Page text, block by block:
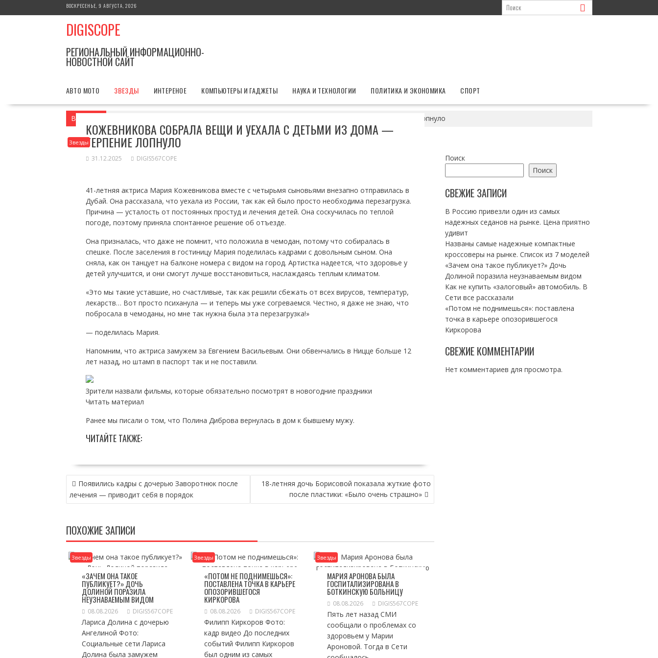
к
ВОСКРЕСЕНЬЕ, 9 АВГУСТА, 2026
DIGISCOPE
РЕГИОНАЛЬНЫЙ ИНФОРМАЦИОННО-
НОВОСТНОЙ САЙТ
АВТО МОТО ЗВЕЗДЫ ИНТЕРЕНОЕ КОМПЬЮТЕРЫ И ГАДЖЕТЫ НАУКА И ТЕХНОЛОГИИ ПОЛИТИКА И ЭКОНОМИКА СПОРТ
Вы здесь Кожевникова собрала вещи и уехала с детьми из дома — терпение лопнуло
Звезды
КОЖЕВНИКОВА СОБРАЛА ВЕЩИ И УЕХАЛА С ДЕТЬМИ ИЗ ДОМА —
ТЕРПЕНИЕ ЛОПНУЛО
31.12.2025 DIGIS567COPE
41-летняя актриса Мария Кожевникова вместе с четырьмя сыновьями внезапно отправилась в
Дубай. Она рассказала, что уехала из России, так как ей было просто необходима перезагрузка.
Причина — усталость от постоянных простуд и лечения детей. Она соскучилась по теплой
погоде, поэтому приняла спонтанное решение об отъезде.
Она призналась, что даже не помнит, что положила в чемодан, потому что собиралась в
спешке. После заселения в гостиницу Мария поделилась кадрами с довольным сыном. Она
сняла, как он танцует на балконе номера с видом на город. Артистка надеется, что здоровье у
детей улучшится, и они смогут лучше восстановиться, наслаждаясь теплым климатом.
«Это мы такие уставшие, но счастливые, так как решили сбежать от всех вирусов, температур,
лекарств… Вот просто психанула — и теперь мы уже согреваемся. Честно, я даже не знаю, что
побросала в чемоданы, но мне так нужна была эта перезагрузка!»
— поделилась Мария.
Напомним, что актриса замужем за Евгением Васильевым. Они обвенчались в Ницце больше 12
лет назад, но штамп в паспорт так и не поставили.
Зрители назвали фильмы, которые обязательно посмотрят в новогодние праздники
Читать материал
Ранее мы писали о том, что Полина Диброва вернулась в дом к бывшему мужу.
ЧИТАЙТЕ ТАКЖЕ:
НАВИГАЦИЯ
ПО
ЗАПИСЯМ
Появились кадры с дочерью Заворотнюк после
лечения — приводит себя в порядок
18-летняя дочь Борисовой показала жуткие фото
после пластики: «Было очень страшно»
ПОХОЖИЕ ЗАПИСИ
Звезды
«ЗАЧЕМ ОНА ТАКОЕ
ПУБЛИКУЕТ?» ДОЧЬ
ДОЛИНОЙ ПОРАЗИЛА
НЕУЗНАВАЕМЫМ ВИДОМ
08.08.2026 DIGIS567COPE
Лариса Долина с дочерью
Ангелиной Фото:
Социальные сети Лариса
Долина была замужем
Звезды
«ПОТОМ НЕ ПОДНИМЕШЬСЯ»:
ПОСТАВЛЕНА ТОЧКА В КАРЬЕРЕ
ОПОЗОРИВШЕГОСЯ
КИРКОРОВА
08.08.2026 DIGIS567COPE
Филипп Киркоров Фото:
кадр видео До последних
событий Филипп Киркоров
был одним из самых
Звезды
МАРИЯ АРОНОВА БЫЛА
ГОСПИТАЛИЗИРОВАНА В
БОТКИНСКУЮ БОЛЬНИЦУ
08.08.2026 DIGIS567COPE
Пять лет назад СМИ
сообщали о проблемах со
здоровьем у Марии
Ароновой. Тогда в Сети
Поиск
Поиск
СВЕЖИЕ ЗАПИСИ
В Россию привезли один из самых
надежных седанов на рынке. Цена приятно
удивит
Названы самые надежные компактные
кроссоверы на рынке. Список из 7 моделей
«Зачем она такое публикует?» Дочь
Долиной поразила неузнаваемым видом
Как не купить «залоговый» автомобиль. В
Сети все рассказали
«Потом не поднимешься»: поставлена
точка в карьере опозорившегося
Киркорова
СВЕЖИЕ КОММЕНТАРИИ
Нет комментариев для просмотра.